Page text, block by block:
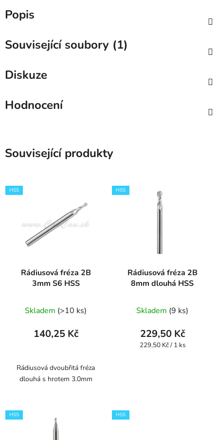
Popis
Související soubory (1)
Diskuze
Hodnocení
Související produkty
HSS
Rádiusová fréza 2B
3mm S6 HSS
Skladem (>10 ks)
140,25 Kč
Rádiusová dvoubřitá fréza
dlouhá s hrotem 3.0mm
HSS
Rádiusová fréza 2B
8mm dlouhá HSS
hodnocení
produktu
je
Skladem (9 ks)
229,50 Kč
Měrná
229,50 Kč / 1 ks
HSS HSS